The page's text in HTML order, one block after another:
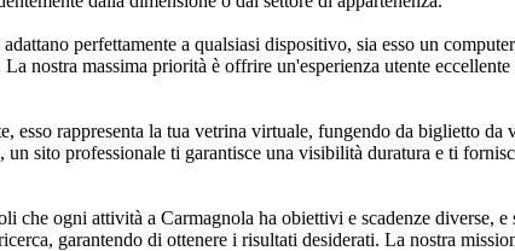
perfettamente a qualsiasi dispositivo, sia esso un
nostra massima priorità è offrire un'esperienza utente
rappresenta la tua vetrina virtuale, fungendo da biglietto da
sito professionale ti garantisce una visibilità duratura e ti
ogni attività a Carmagnola ha obiettivi e scadenze diverse, e
garantendo di ottenere i risultati desiderati. La nostra